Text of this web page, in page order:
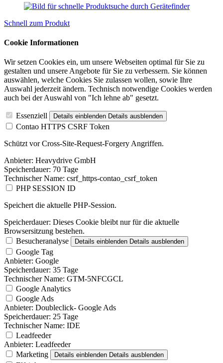
Schnell zum Produkt
Cookie Informationen
Wir setzen Cookies ein, um unsere Webseiten optimal für Sie zu
gestalten und unsere Angebote für Sie zu verbessern. Sie können
auswählen, welche Cookies Sie zulassen wollen, sowie Ihre
Auswahl jederzeit ändern. Technisch notwendige Cookies werden
auch bei der Auswahl von "Ich lehne ab" gesetzt.
Essenziell Details einblenden Details ausblenden
Contao HTTPS CSRF Token
Schützt vor Cross-Site-Request-Forgery Angriffen.
Anbieter: Heavydrive GmbH
Speicherdauer: 70 Tage
Technischer Name: csrf_https-contao_csrf_token
PHP SESSION ID
Speichert die aktuelle PHP-Session.
Speicherdauer: Dieses Cookie bleibt nur für die aktuelle
Browsersitzung bestehen.
Besucheranalyse
Details einblenden Details ausblenden
Google Tag
Anbieter: Google
Speicherdauer: 35 Tage
Technischer Name: GTM-5NFCGCL
Google Analytics
Google Ads
Anbieter: Doubleclick- Google Ads
Speicherdauer: 25 Tage
Technischer Name: IDE
Leadfeeder
Anbieter: Leadfeeder
Marketing
Details einblenden Details ausblenden